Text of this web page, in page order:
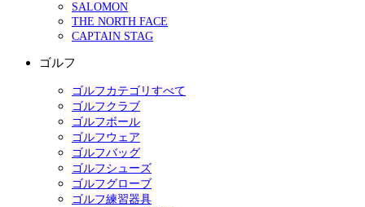
SALOMON
THE NORTH FACE
CAPTAIN STAG
ゴルフ
ゴルフカテゴリすべて
ゴルフクラブ
ゴルフボール
ゴルフウェア
ゴルフバッグ
ゴルフシューズ
ゴルフグローブ
ゴルフ練習器具